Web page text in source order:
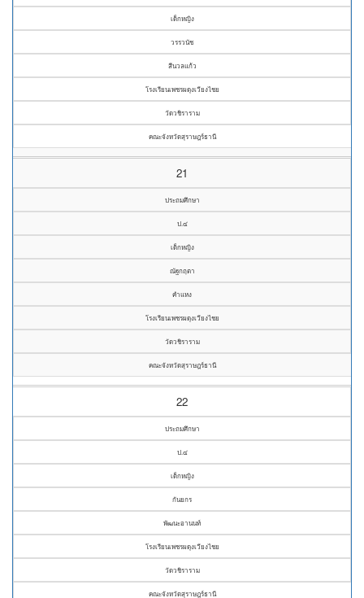
เด็กหญิง
วรรวนัช
สีนวลแก้ว
โรงเรียนเพชรผดุงเวียงไชย
วัดวชิราราม
คณะจังหวัดสุราษฎร์ธานี
21
ประถมศึกษา
ป.๔
เด็กหญิง
ณัฐกฤตา
คำแหง
โรงเรียนเพชรผดุงเวียงไชย
วัดวชิราราม
คณะจังหวัดสุราษฎร์ธานี
22
ประถมศึกษา
ป.๔
เด็กหญิง
กันยกร
พัฒนะอานนท์
โรงเรียนเพชรผดุงเวียงไชย
วัดวชิราราม
คณะจังหวัดสุราษฎร์ธานี